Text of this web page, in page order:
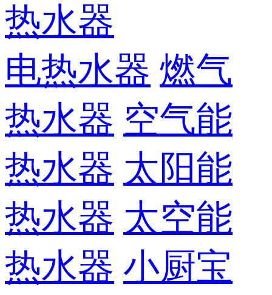
热水器
电热水器 燃气
热水器 空气能
热水器 太阳能
热水器 太空能
热水器 小厨宝